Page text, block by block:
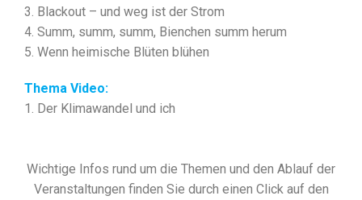
3. Blackout – und weg ist der Strom
4. Summ, summ, summ, Bienchen summ herum
5. Wenn heimische Blüten blühen
Thema Video:
1. Der Klimawandel und ich
Wichtige Infos rund um die Themen und den Ablauf der
Veranstaltungen finden Sie durch einen Click auf den